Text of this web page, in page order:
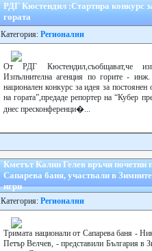
РДГ Кюстендил :Стартира конкурс
гората
Категория: Регионални
От РДГ Кюстендил,съобщават,че
Изпълнителна агенция по горите -
национален конкурс за идея за
на гората”,предаде репортер на “Кубер
днес пресконференци�...
Кметът Калин Гелев връчи почетни
Сапарева баня, участвали в
игри
Категория: Регионални
Тримата национали от Сапарева баня -
Петър Велчев, - представили България в